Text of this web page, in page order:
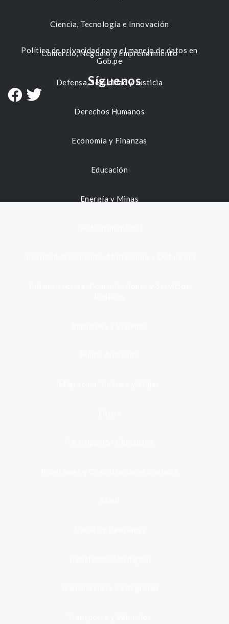
Ciencia, Tecnología e Innovación
Comercio, Negocio y Emprendimiento
Defensa, Seguridad y Justicia
Derechos Humanos
Economía y Finanzas
Educación
Energía y Minas
Política de privacidad para el manejo de datos en
Gob.pe
Síguenos